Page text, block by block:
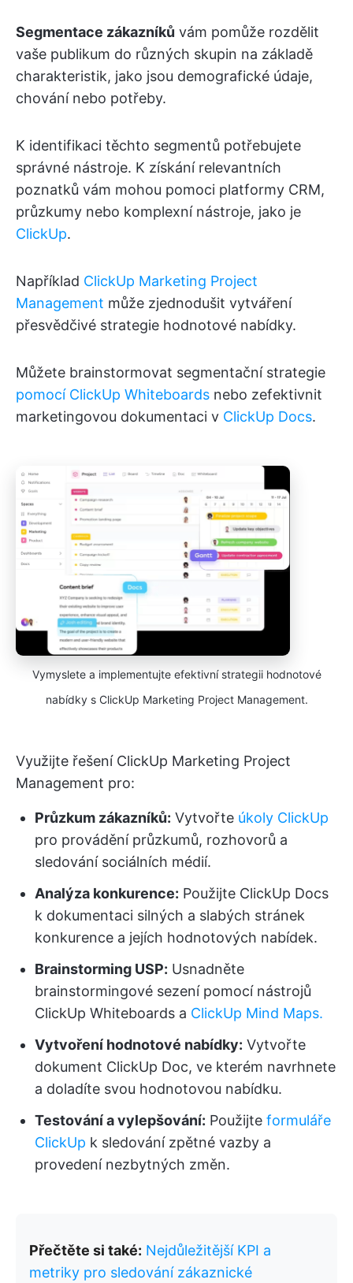
Segmentace zákazníků vám pomůže rozdělit
vaše publikum do různých skupin na základě
charakteristik, jako jsou demografické údaje,
chování nebo potřeby.
K identifikaci těchto segmentů potřebujete
správné nástroje. K získání relevantních
poznatků vám mohou pomoci platformy CRM,
průzkumy nebo komplexní nástroje, jako je
ClickUp.
Například ClickUp Marketing Project
Management může zjednodušit vytváření
přesvědčivé strategie hodnotové nabídky.
Můžete brainstormovat segmentační strategie
pomocí ClickUp Whiteboards nebo zefektivnit
marketingovou dokumentaci v ClickUp Docs.
Vymyslete a implementujte efektivní strategii hodnotové
nabídky s ClickUp Marketing Project Management.
Využijte řešení ClickUp Marketing Project
Management pro:
Průzkum zákazníků: Vytvořte úkoly ClickUp
pro provádění průzkumů, rozhovorů a
sledování sociálních médií.
Analýza konkurence: Použijte ClickUp Docs
k dokumentaci silných a slabých stránek
konkurence a jejích hodnotových nabídek.
Brainstorming USP: Usnadněte
brainstormingové sezení pomocí nástrojů
ClickUp Whiteboards a ClickUp Mind Maps.
Vytvoření hodnotové nabídky: Vytvořte
dokument ClickUp Doc, ve kterém navrhnete
a doladíte svou hodnotovou nabídku.
Testování a vylepšování: Použijte formuláře
ClickUp k sledování zpětné vazby a
provedení nezbytných změn.
Přečtěte si také: Nejdůležitější KPI a
metriky pro sledování zákaznické